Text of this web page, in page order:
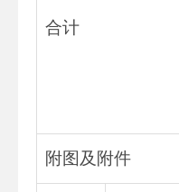
合计
附图及附件